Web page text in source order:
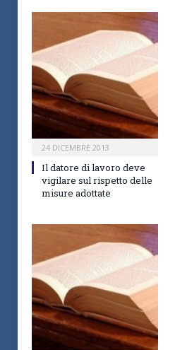
24 DICEMBRE 2013
Il datore di lavoro deve
vigilare sul rispetto delle
misure adottate